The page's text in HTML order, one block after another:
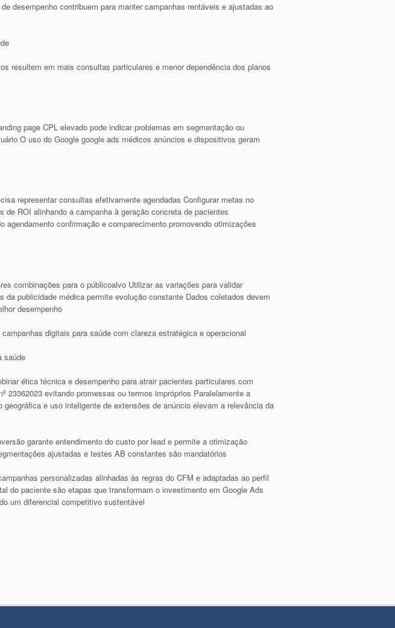
desempenho contribuem para manter campanhas rentáveis e ajustadas ao
resultem em mais consultas particulares e menor dependência dos planos
page CPL elevado pode indicar problemas em segmentação ou
O uso do Google google ads médicos anúncios e dispositivos geram
representar consultas efetivamente agendadas Configurar metas no
ROI alinhando a campanha à geração concreta de pacientes
confirmação e comparecimento promovendo otimizações
combinações para o públicoalvo Utilizar as variações para validar
publicidade médica permite evolução constante Dados coletados devem
desempenho
digitais para saúde com clareza estratégica e operacional
saúde
ética técnica e desempenho para atrair pacientes particulares com
23362023 evitando promessas ou termos impróprios Paralelamente a
e uso inteligente de extensões de anúncio elevam a relevância da
garante entendimento do custo por lead e permite a otimização
ajustadas e testes AB constantes são mandatórios
personalizadas alinhadas às regras do CFM e adaptadas ao perfil
do paciente são etapas que transformam o investimento em Google Ads
um diferencial competitivo sustentável